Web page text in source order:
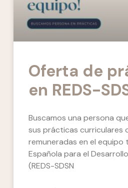
Oferta de
en REDS-
Buscamos una persona
sus prácticas curriculares
remuneradas en el equipo
Española para el
(REDS-SDSN